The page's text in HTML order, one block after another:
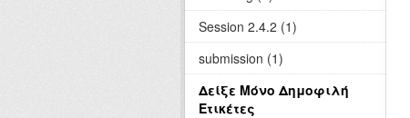
Session 2.4.2 (1)
submission (1)
Δείξε Μόνο Δημοφιλή
Ετικέτες